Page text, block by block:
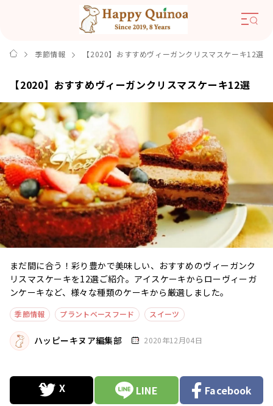
季節情報 【2020】おすすめヴィーガンクリスマスケーキ12選
【2020】おすすめヴィーガンクリスマスケーキ12選
まだ間に合う！彩り豊かで美味しい、おすすめのヴィーガンク
リスマスケーキを12選ご紹介。アイスケーキからローヴィーガ
ンケーキなど、様々な種類のケーキから厳選しました。
季節情報 プラントベースフード スイーツ
ハッピーキヌア編集部 2020年12月04日
LINE Facebook